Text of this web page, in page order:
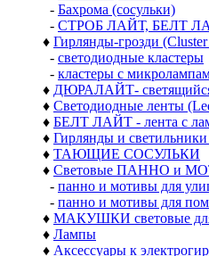
- Бахрома (сосульки)
- СТРОБ ЛАЙТ, БЕЛТ
♦ Гирлянды-грозди
- светодиодные кластеры
- кластеры с
♦ ДЮРАЛАЙТ-
♦ Светодиодные ленты
♦ БЕЛТ ЛАЙТ - лента с
♦ Гирлянды и
♦ ТАЮЩИЕ СОСУЛЬКИ
♦ Световые ПАННО и
- панно и мотивы для
- панно и мотивы для
♦ МАКУШКИ световые
♦ Лампы
♦ Аксессуары к